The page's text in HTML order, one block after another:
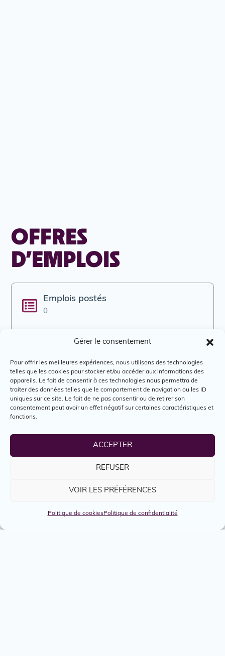
Gérer le consentement
Pour offrir les meilleures expériences, nous utilisons des technologies
telles que les cookies pour stocker et/ou accéder aux informations des
appareils. Le fait de consentir à ces technologies nous permettra de
traiter des données telles que le comportement de navigation ou les ID
uniques sur ce site. Le fait de ne pas consentir ou de retirer son
consentement peut avoir un effet négatif sur certaines caractéristiques et
fonctions.
ACCEPTER
REFUSER
VOIR LES PRÉFÉRENCES
Politique de cookiesPolitique de confidentialité
OFFRES
D’EMPLOIS
Emplois postés
0
Adresse
Courriel
info@reseau.coop